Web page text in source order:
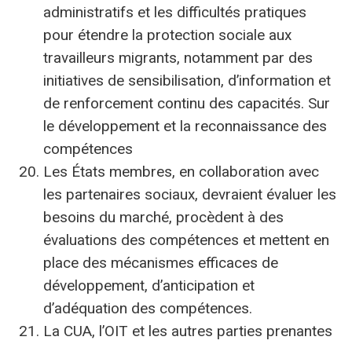
administratifs et les difficultés pratiques
pour étendre la protection sociale aux
travailleurs migrants, notamment par des
initiatives de sensibilisation, d’information et
de renforcement continu des capacités. Sur
le développement et la reconnaissance des
compétences
Les États membres, en collaboration avec
les partenaires sociaux, devraient évaluer les
besoins du marché, procèdent à des
évaluations des compétences et mettent en
place des mécanismes efficaces de
développement, d’anticipation et
d’adéquation des compétences.
La CUA, l’OIT et les autres parties prenantes